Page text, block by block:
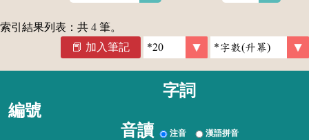
索引結果列表：共 4 筆。
加入筆記
編號
字詞
音讀 注音 漢語拼音